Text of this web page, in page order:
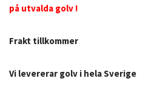
på utvalda golv !
Frakt tillkommer
Vi levererar golv i hela Sverige